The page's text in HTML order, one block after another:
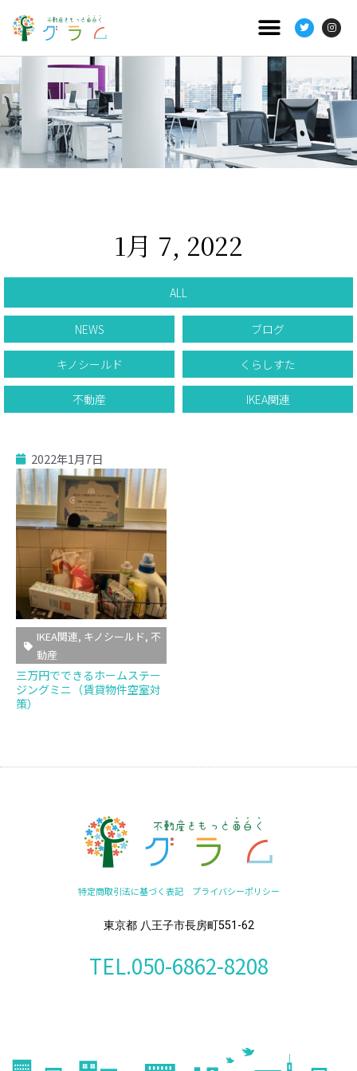
1月 7, 2022
ALL
NEWS ブログ
キノシールド くらしすた
不動産 IKEA関連
2022年1月7日
IKEA関連, キノシールド, 不
動産
三万円でできるホームステー
ジングミニ（賃貸物件空室対
策）
特定商取引法に基づく表記 プライバシーポリシー
東京都 八王子市長房町551-62
TEL.050-6862-8208